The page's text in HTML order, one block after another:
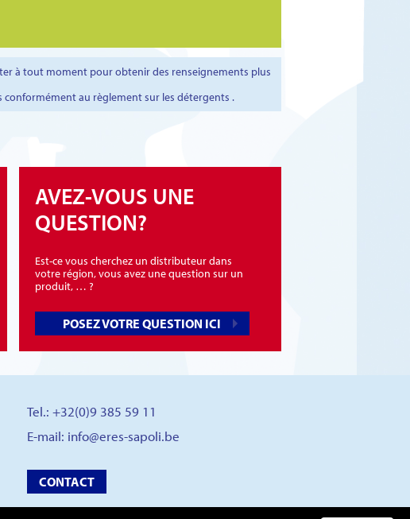
à tout moment pour obtenir des renseignements plus
au règlement sur les détergents .
AVEZ-VOUS UNE
QUESTION?
Est-ce vous cherchez un distributeur dans
votre région, vous avez une question sur un
produit, … ?
POSEZ VOTRE QUESTION ICI
Tel.: +32(0)9 385 59 11
E-mail: info@eres-sapoli.be
CONTACT